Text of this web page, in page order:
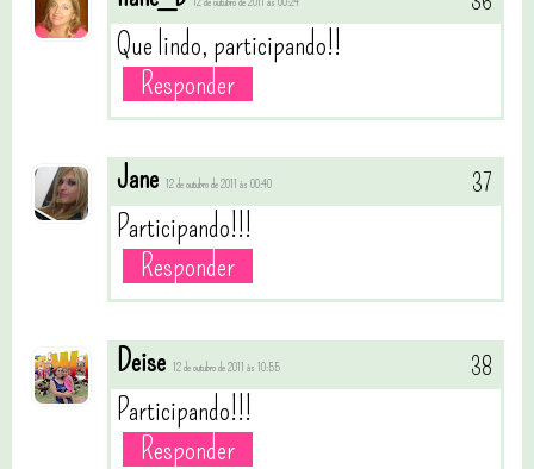
Que lindo, participando!!
Responder
Jane 12 de outubro de 2011 às 00:40
Participando!!!
Responder
Deise 12 de outubro de 2011 às 10:55
Participando!!!
Responder